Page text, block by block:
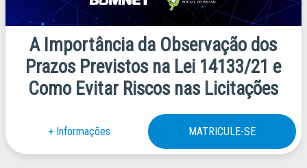
A Importância da Observação dos
Prazos Previstos na Lei 14133/21 e
Como Evitar Riscos nas Licitações